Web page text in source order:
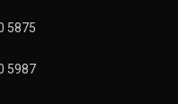
5875
5987